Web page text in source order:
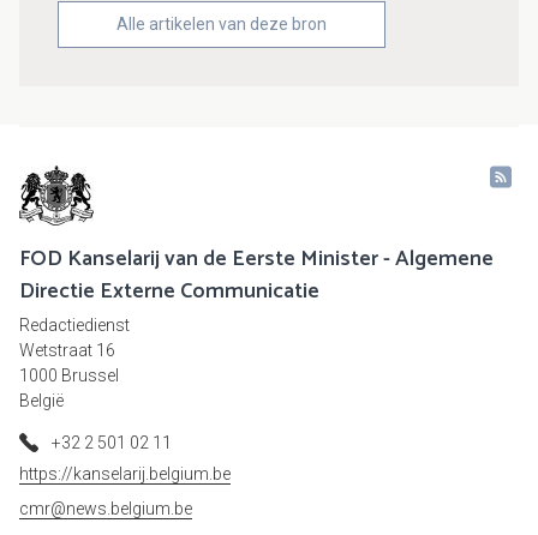
Alle artikelen van deze bron
FOD Kanselarij van de Eerste Minister - Algemene
Directie Externe Communicatie
Redactiedienst
Wetstraat 16
1000 Brussel
België
+32 2 501 02 11
https://kanselarij.belgium.be
cmr@news.belgium.be